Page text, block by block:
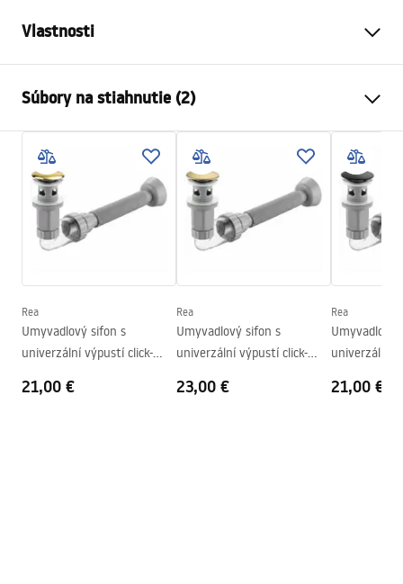
Vlastnosti
Materiál
Farba
Biela
Prevedenie
Matný
Dĺžka
700
Šírka
460mm
Výška
140
Tvar
Otvor pre batériu
Áno
Súbory na stiahnutie (2)
Návod na montáž
Záručné podmienky
Rea
Umyvadlový sifon s
univerzální výpustí click-
21,00 €
Rea
Umyvadlový sifon s
univerzální výpustí click-
23,00 €
Rea
Umyvadlový
univerzální
21,00 €